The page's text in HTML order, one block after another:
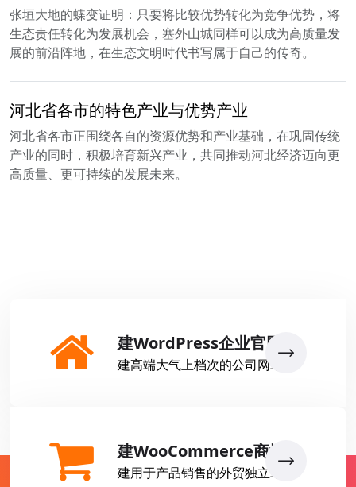
张垣大地的蝶变证明：只要将比较优势转化为竞争优势，将
生态责任转化为发展机会，塞外山城同样可以成为高质量发
展的前沿阵地，在生态文明时代书写属于自己的传奇。
河北省各市的特色产业与优势产业
河北省各市正围绕各自的资源优势和产业基础，在巩固传统
产业的同时，积极培育新兴产业，共同推动河北经济迈向更
高质量、更可持续的发展未来。
建WordPress企业官网
建高端大气上档次的公司网站
建WooCommerce商城
建用于产品销售的外贸独立站